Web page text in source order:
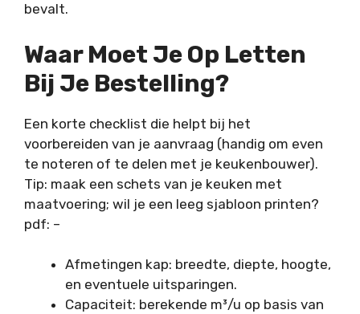
bevalt.
Waar Moet Je Op Letten
Bij Je Bestelling?
Een korte checklist die helpt bij het
voorbereiden van je aanvraag (handig om even
te noteren of te delen met je keukenbouwer).
Tip: maak een schets van je keuken met
maatvoering; wil je een leeg sjabloon printen?
pdf: –
Afmetingen kap: breedte, diepte, hoogte,
en eventuele uitsparingen.
Capaciteit: berekende m³/u op basis van